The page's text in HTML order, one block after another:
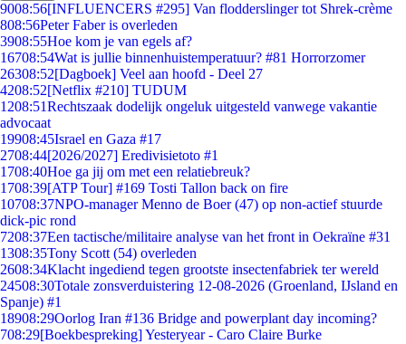
9008:56[INFLUENCERS #295] Van flodderslinger tot Shrek-crème
808:56Peter Faber is overleden
3908:55Hoe kom je van egels af?
16708:54Wat is jullie binnenhuistemperatuur? #81 Horrorzomer
26308:52[Dagboek] Veel aan hoofd - Deel 27
4208:52[Netflix #210] TUDUM
1208:51Rechtszaak dodelijk ongeluk uitgesteld vanwege vakantie
advocaat
19908:45Israel en Gaza #17
2708:44[2026/2027] Eredivisietoto #1
1708:40Hoe ga jij om met een relatiebreuk?
1708:39[ATP Tour] #169 Tosti Tallon back on fire
10708:37NPO-manager Menno de Boer (47) op non-actief stuurde
dick-pic rond
7208:37Een tactische/militaire analyse van het front in Oekraïne #31
1308:35Tony Scott (54) overleden
2608:34Klacht ingediend tegen grootste insectenfabriek ter wereld
24508:30Totale zonsverduistering 12-08-2026 (Groenland, IJsland en
Spanje) #1
18908:29Oorlog Iran #136 Bridge and powerplant day incoming?
708:29[Boekbespreking] Yesteryear - Caro Claire Burke